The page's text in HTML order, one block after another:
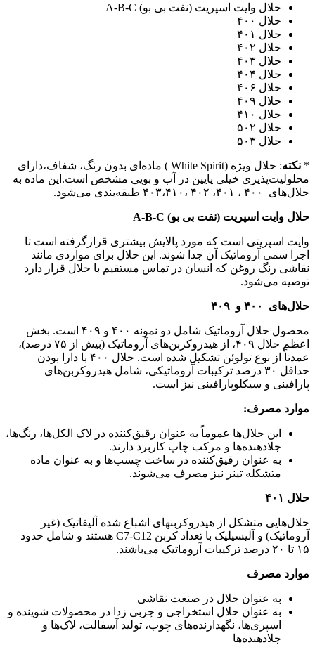
حلال وایت اسپریت (نفت بی بو) A-B-C
حلال ۴۰۰
حلال ۴۰۱
حلال ۴۰۲
حلال ۴۰۳
حلال ۴۰۴
حلال ۴۰۶
حلال ۴۰۹
حلال ۴۱۰
حلال ۵۰۲
حلال ۵۰۳
* نکته
: حلال ویژه (White Spirit ) ماده‌ای بدون رنگ، شفاف،دارای
محلولیت‌پذیری خیلی پایین در آب و بویی مشخص است.این ماده به
حلال‌های ۴۰۰ ، ۴۰۱، ۴۰۲ ،۴۰۳،۴۱۰ طبقه‌بندی می‌شود.
حلال وایت اسپریت (نفت بی بو) A-B-C
وایت اسپریتی است که مورد پالایش بیشتری قرارگرفته است تا
اجزا سمی آروماتیک آن جدا شوند. این حلال برای مواردی مانند
نقاشی رنگ روغن که انسان در تماس مستقیم با حلال قرار دارد
توصیه می‌شود.
حلال‌های ۴۰۰ و ۴۰۹
محصول حلال آروماتیک شامل دو نمونه ۴۰۰ و ۴۰۹ است. بخش
اعظم حلال ۴۰۹، از هیدروکربن‌های آروماتیک (بیش از ۷۵ درصد)،
عمدتاً از نوع تولوئن تشکیل شده است. حلال ۴۰۰ با دارا بودن
حداقل ۳۰ درصد ترکیبات آروماتیکی، شامل هیدروکربن‌های
پارافینی و سیکلوپارافینی نیز است.
موارد مصرف:
این حلال‌ها عموماً به عنوان رقیق‌کننده در لاک الکل‌ها، رنگ‌ها،
جلادهنده‌ها و مرکب چاپ کاربرد دارند.
به عنوان رقیق‌کننده در ساخت چسب‌ها و به عنوان ماده
متشکله تینر نیز مصرف می‌شوند.
حلال ۴۰۱
حلال‌هایی متشکل از هیدروکربن­های اشباع شده آلیفاتیک (غیر
آروماتیک) و آلیسیلیک با تعداد کربن C7-C12 هستند و شامل حدود
۱۵ تا ۲۰ درصد ترکیبات آروماتیک می‌باشند.
موارد مصرف
به عنوان حلال در صنعت نقاشی
به عنوان حلال استخراجی و چربی زدا در محصولات شوینده و
اسپری‌ها، نگهدارنده‌های چوب، تولید آسفالت، لاک‌ها و
جلادهنده‌ها